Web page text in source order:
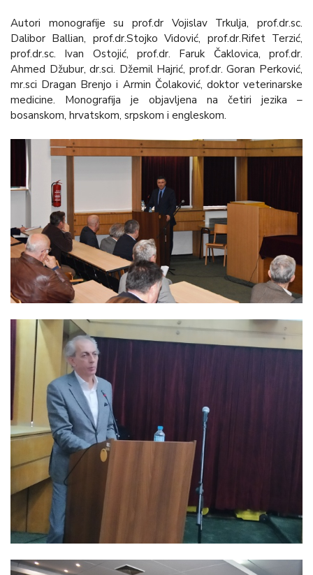
Autori monografije su prof.dr Vojislav Trkulja, prof.dr.sc.
Dalibor Ballian, prof.dr.Stojko Vidović, prof.dr.Rifet Terzić,
prof.dr.sc. Ivan Ostojić, prof.dr. Faruk Čaklovica, prof.dr.
Ahmed Džubur, dr.sci. Džemil Hajrić, prof.dr. Goran Perković,
mr.sci Dragan Brenjo i Armin Čolaković, doktor veterinarske
medicine. Monografija je objavljena na četiri jezika –
bosanskom, hrvatskom, srpskom i engleskom.